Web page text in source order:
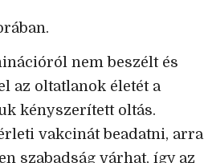
nem beszélt és
az oltatlanok életét a
kényszerített oltás.
vakcinát beadatni, arra
szabadság várhat, így az